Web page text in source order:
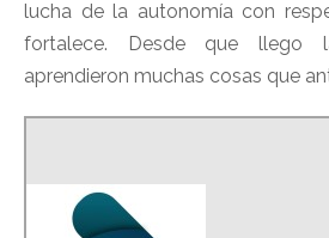
lucha de la autonomía con
fortalece. Desde que llego
aprendieron muchas cosas que